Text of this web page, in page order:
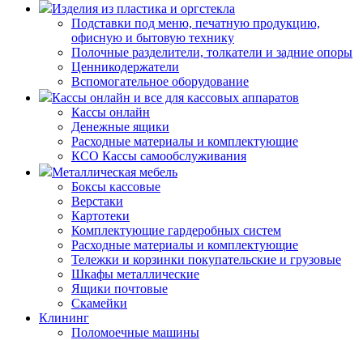
Изделия из пластика и оргстекла
Подставки под меню, печатную продукцию,
офисную и бытовую технику
Полочные разделители, толкатели и задние опоры
Ценникодержатели
Вспомогательное оборудование
Кассы онлайн и все для кассовых аппаратов
Кассы онлайн
Денежные ящики
Расходные материалы и комплектующие
КСО Кассы самообслуживания
Металлическая мебель
Боксы кассовые
Верстаки
Картотеки
Комплектующие гардеробных систем
Расходные материалы и комплектующие
Тележки и корзинки покупательские и грузовые
Шкафы металлические
Ящики почтовые
Скамейки
Клининг
Поломоечные машины